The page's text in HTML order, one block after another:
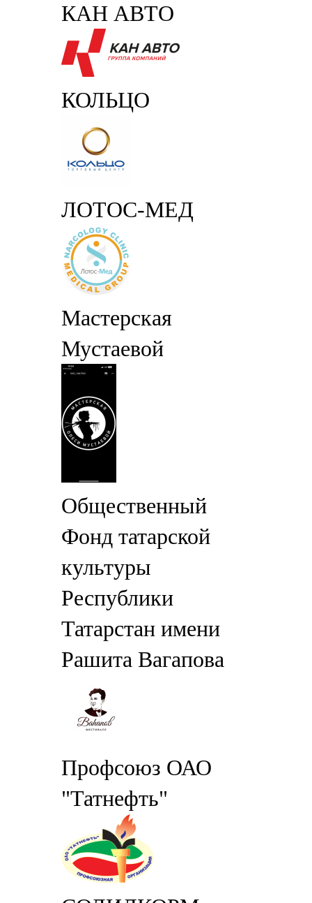
КАН АВТО
КОЛЬЦО
ЛОТОС-МЕД
Мастерская
Мустаевой
Общественный
Фонд татарской
культуры
Республики
Татарстан имени
Рашита Вагапова
Профсоюз ОАО
"Татнефть"